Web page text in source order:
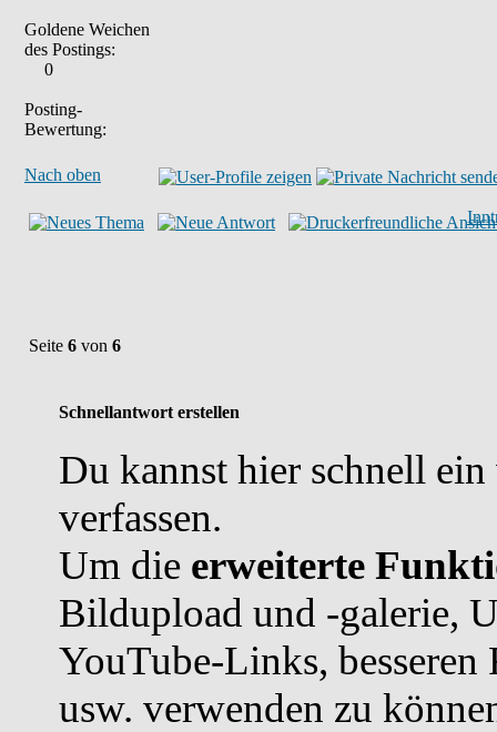
Goldene Weichen
des Postings:
0
Posting-
Bewertung:
Nach oben
Seite 6 von 6
Schnellantwort erstellen
Du kannst hier schnell
verfassen.
Um die erweiterte
Bildupload und -galerie,
YouTube-Links,
usw. verwenden zu